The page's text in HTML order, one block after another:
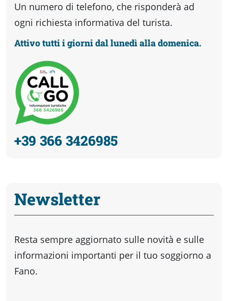
Un numero di telefono, che risponderà ad
ogni richiesta informativa del turista.
Attivo tutti i giorni dal lunedì alla domenica.
+39 366 3426985
Newsletter
Resta sempre aggiornato sulle novità e sulle
informazioni importanti per il tuo soggiorno a
Fano.